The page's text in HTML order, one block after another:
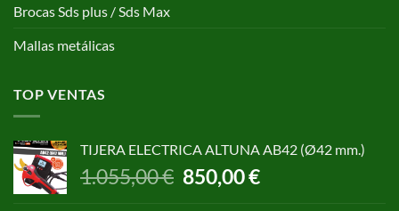
Brocas Sds plus / Sds Max
Mallas metálicas
TOP VENTAS
TIJERA ELECTRICA ALTUNA AB42 (Ø42 mm.)
1.055,00€ El
precio
850,00€El
precio